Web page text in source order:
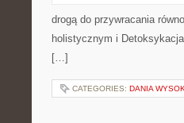
drogą do przywracania
holistycznym i
[…]
CATEGORIES: DANIA